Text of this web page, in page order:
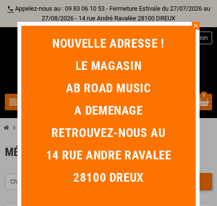
phone Appelez-nous au : 09 83 06 10 53 - Fermeture Estivale du 27/07/2026 au
27/08/2026 - 14 rue André Ravalée 28100 DREUX
view_headline
Connexion
0
chevron_right Méthode chevron_right Méthode Ukulélé
MÉTHODE UKULÉLÉ
Choisir
close
NOUVELLE ADRESSE !
LE MAGASIN
AB ROAD MUSIC
A DEMENAGE
RETROUVEZ-NOUS AU
14 RUE ANDRE RAVALEE
28100 DREUX